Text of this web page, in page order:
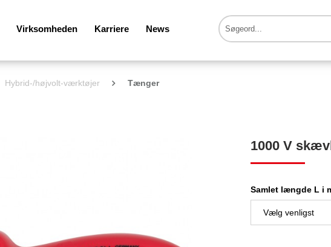
Virksomheden Karriere News
Hybrid-/højvolt-værktøjer Tænger
1000 V
Samlet længde L i